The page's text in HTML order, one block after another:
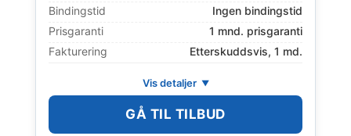
Bindingstid
Ingen bindingstid
Prisgaranti
1 mnd. prisgaranti
Fakturering
Etterskuddsvis, 1 md.
Vis detaljer
GÅ TIL TILBUD